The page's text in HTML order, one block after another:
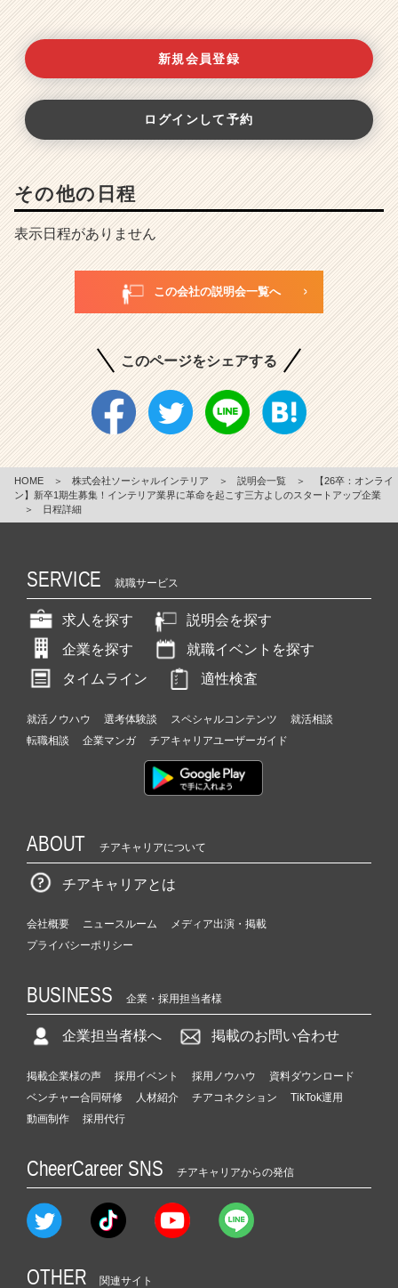
新規会員登録
ログインして予約
その他の日程
表示日程がありません
この会社の説明会一覧へ
このページをシェアする
HOME ＞ 株式会社ソーシャルインテリア ＞ 説明会一覧 ＞
【26卒：オンライ
ン】新卒1期生募集！インテリア業界に革命を起こす三方よしのスタートアップ企業
＞
日程詳細
SERVICE 就職サービス
求人を探す
説明会を探す
企業を探す
就職イベントを探す
タイムライン
適性検査
就活ノウハウ 選考体験談 スペシャルコンテンツ
就活相談
転職相談
企業マンガ チアキャリアユーザーガイド
ABOUT チアキャリアについて
チアキャリアとは
会社概要 ニュースルーム
メディア出演・掲載
プライバシーポリシー
BUSINESS 企業・採用担当者様
企業担当者様へ 掲載のお問い合わせ
掲載企業様の声 採用イベント 採用ノウハウ
資料ダウンロード
ベンチャー合同研修
人材紹介 チアコネクション
TikTok運用
動画制作
採用代行
CheerCareer SNS チアキャリアからの発信
OTHER 関連サイト